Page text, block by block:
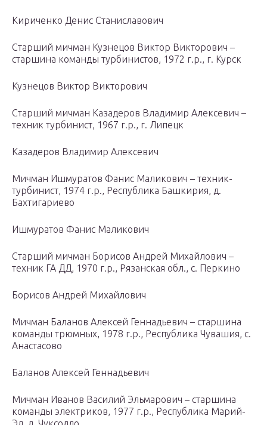
Кириченко Денис Станиславович
Старший мичман Кузнецов Виктор Викторович –
старшина команды турбинистов, 1972 г.р., г. Курск
Кузнецов Виктор Викторович
Старший мичман Казадеров Владимир Алексевич –
техник турбинист, 1967 г.р., г. Липецк
Казадеров Владимир Алексевич
Мичман Ишмуратов Фанис Маликович – техник-
турбинист, 1974 г.р., Республика Башкирия, д.
Бахтигариево
Ишмуратов Фанис Маликович
Старший мичман Борисов Андрей Михайлович –
техник ГА ДД, 1970 г.р., Рязанская обл., с. Перкино
Борисов Андрей Михайлович
Мичман Баланов Алексей Геннадьевич – старшина
команды трюмных, 1978 г.р., Республика Чувашия, с.
Анастасово
Баланов Алексей Геннадьевич
Мичман Иванов Василий Эльмарович – старшина
команды электриков, 1977 г.р., Республика Марий-